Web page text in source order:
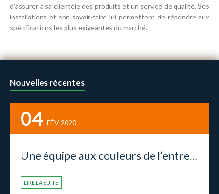
d’assurer à sa clientèle des produits et un service de qualité. Ses
installations et son savoir-faire lui permettent de répondre aux
spécifications les plus exigeantes du marché.
Nouvelles récentes
04 FÉV 2020
LIRE LA SUITE